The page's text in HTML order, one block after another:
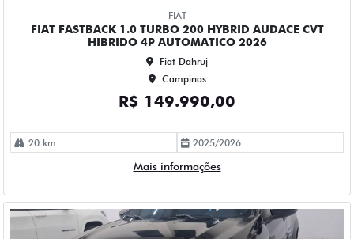
Campinas
R$ 140.990,00
2024/2025
Mais informações